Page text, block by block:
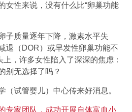
女性来说，没有什么比“卵巢功能
子质量逐年下降，激素水平失
（DOR）或早发性卵巢功能不
，许多女性陷入了深深的焦虑：
别无选择了吗？
（试管婴儿）中心传来好消息。
专家团队，成功开展自体富血小